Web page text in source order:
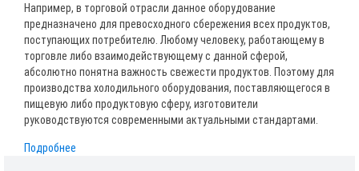
Например, в торговой отрасли данное оборудование
предназначено для превосходного сбережения всех продуктов,
поступающих потребителю. Любому человеку, работающему в
торговле либо взаимодействующему с данной сферой,
абсолютно понятна важность свежести продуктов. Поэтому для
производства холодильного оборудования, поставляющегося в
пищевую либо продуктовую сферу, изготовители
руководствуются современными актуальными стандартами.
Подробнее